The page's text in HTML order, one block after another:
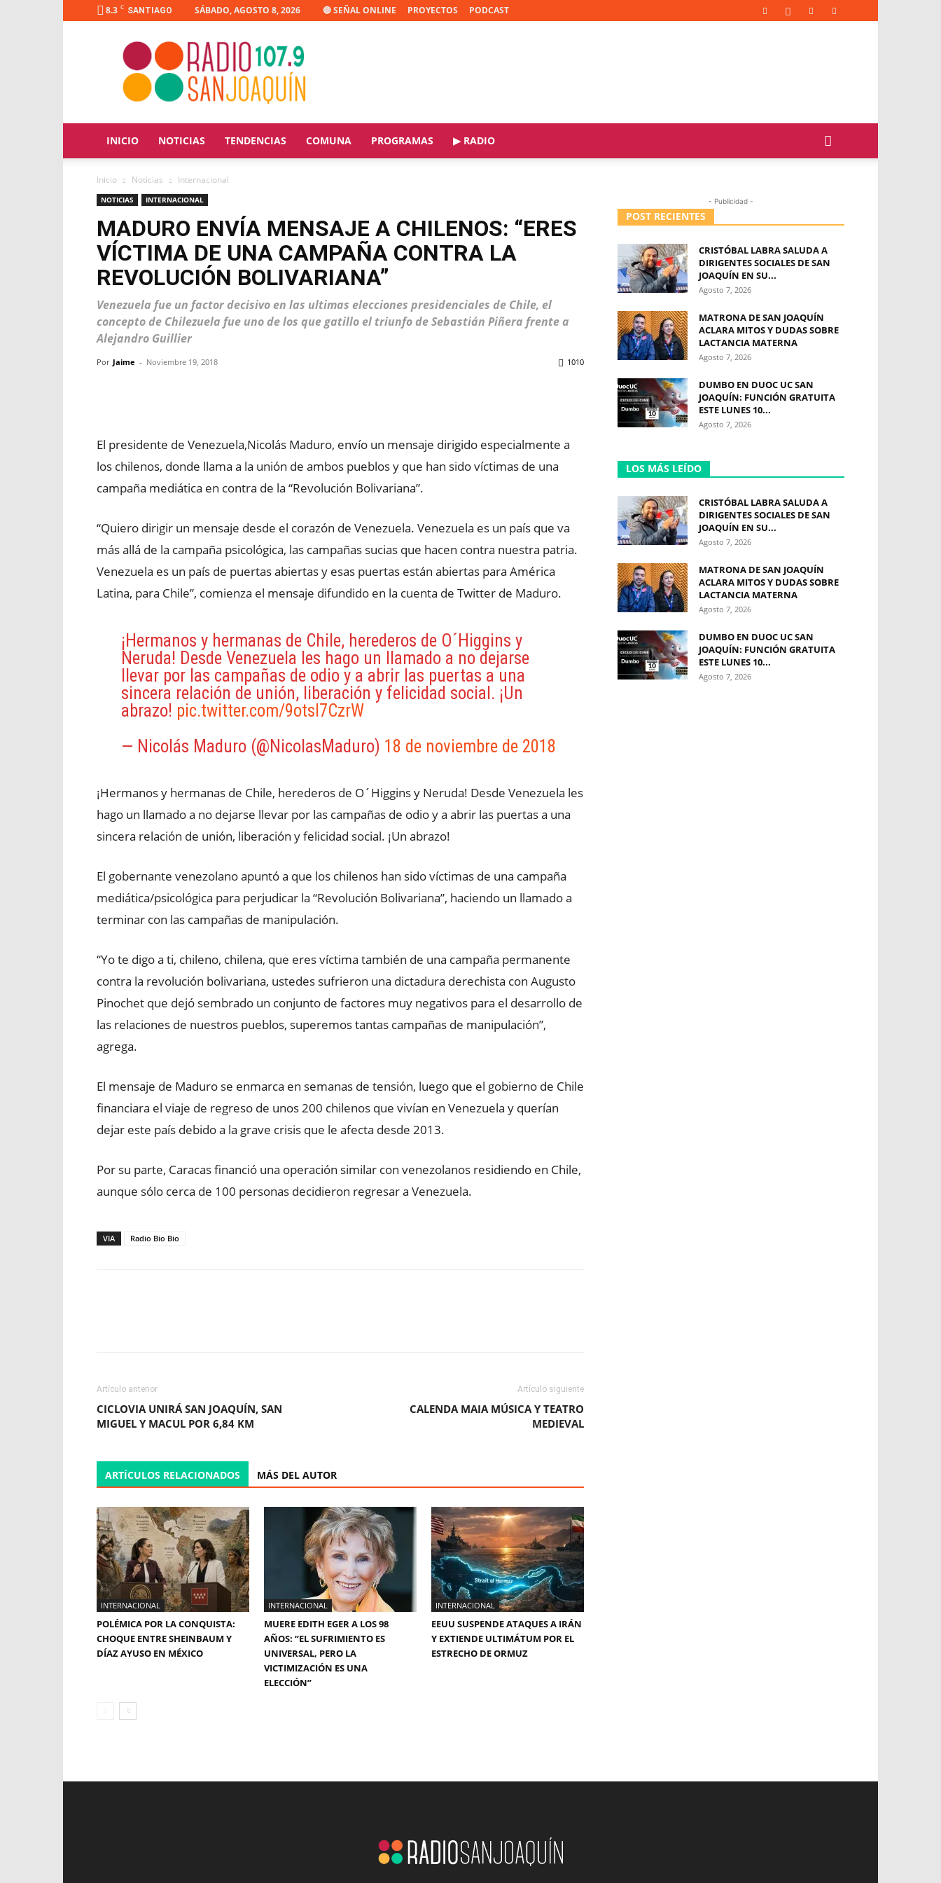
8.3 C SANTIAGO SÁBADO, AGOSTO 8, 2026 🔴 SEÑAL ONLINE PROYECTOS PODCAST
Radio
Joaquín
INICIO NOTICIAS TENDENCIAS COMUNA PROGRAMAS ▶ RADIO
Inicio Noticias Internacional
NOTICIAS INTERNACIONAL
MADURO ENVÍA MENSAJE A CHILENOS: “ERES
VÍCTIMA DE UNA CAMPAÑA CONTRA LA
REVOLUCIÓN BOLIVARIANA”
Venezuela fue un factor decisivo en las ultimas elecciones presidenciales de Chile, el
concepto de Chilezuela fue uno de los que gatillo el triunfo de Sebastián Piñera frente a
Alejandro Guillier
Por Jaime - Noviembre 19, 2018 1010
El presidente de Venezuela,Nicolás Maduro, envío un mensaje dirigido especialmente a
los chilenos, donde llama a la unión de ambos pueblos y que han sido víctimas de una
campaña mediática en contra de la “Revolución Bolivariana”.
“Quiero dirigir un mensaje desde el corazón de Venezuela. Venezuela es un país que va
más allá de la campaña psicológica, las campañas sucias que hacen contra nuestra patria.
Venezuela es un país de puertas abiertas y esas puertas están abiertas para América
Latina, para Chile”, comienza el mensaje difundido en la cuenta de Twitter de Maduro.
¡Hermanos y hermanas de Chile, herederos de O´Higgins y
Neruda! Desde Venezuela les hago un llamado a no dejarse
llevar por las campañas de odio y a abrir las puertas a una
sincera relación de unión, liberación y felicidad social. ¡Un
abrazo! pic.twitter.com/9otsl7CzrW
— Nicolás Maduro (@NicolasMaduro) 18 de noviembre de 2018
¡Hermanos y hermanas de Chile, herederos de O´Higgins y Neruda! Desde Venezuela les
hago un llamado a no dejarse llevar por las campañas de odio y a abrir las puertas a una
sincera relación de unión, liberación y felicidad social. ¡Un abrazo!
El gobernante venezolano apuntó a que los chilenos han sido víctimas de una campaña
mediática/psicológica para perjudicar la “Revolución Bolivariana”, haciendo un llamado a
terminar con las campañas de manipulación.
“Yo te digo a ti, chileno, chilena, que eres víctima también de una campaña permanente
contra la revolución bolivariana, ustedes sufrieron una dictadura derechista con Augusto
Pinochet que dejó sembrado un conjunto de factores muy negativos para el desarrollo de
las relaciones de nuestros pueblos, superemos tantas campañas de manipulación”,
agrega.
El mensaje de Maduro se enmarca en semanas de tensión, luego que el gobierno de Chile
financiara el viaje de regreso de unos 200 chilenos que vivían en Venezuela y querían
dejar este país debido a la grave crisis que le afecta desde 2013.
Por su parte, Caracas financió una operación similar con venezolanos residiendo en Chile,
aunque sólo cerca de 100 personas decidieron regresar a Venezuela.
VIA Radio Bio Bio
Artículo anterior
CICLOVIA UNIRÁ SAN JOAQUÍN, SAN
MIGUEL Y MACUL POR 6,84 KM
Artículo siguiente
CALENDA MAIA MÚSICA Y TEATRO
MEDIEVAL
ARTÍCULOS RELACIONADOS MÁS DEL AUTOR
INTERNACIONAL
POLÉMICA POR LA CONQUISTA:
CHOQUE ENTRE SHEINBAUM Y
DÍAZ AYUSO EN MÉXICO
INTERNACIONAL
MUERE EDITH EGER A LOS 98
AÑOS: “EL SUFRIMIENTO ES
UNIVERSAL, PERO LA
VICTIMIZACIÓN ES UNA
ELECCIÓN”
INTERNACIONAL
EEUU SUSPENDE ATAQUES A IRÁN
Y EXTIENDE ULTIMÁTUM POR EL
ESTRECHO DE ORMUZ
- Publicidad -
POST RECIENTES
CRISTÓBAL LABRA SALUDA A
DIRIGENTES SOCIALES DE SAN
JOAQUÍN EN SU...
Agosto 7, 2026
MATRONA DE SAN JOAQUÍN
ACLARA MITOS Y DUDAS SOBRE
LACTANCIA MATERNA
Agosto 7, 2026
DUMBO EN DUOC UC SAN
JOAQUÍN: FUNCIÓN GRATUITA
ESTE LUNES 10...
Agosto 7, 2026
LOS MÁS LEÍDO
CRISTÓBAL LABRA SALUDA A
DIRIGENTES SOCIALES DE SAN
JOAQUÍN EN SU...
Agosto 7, 2026
MATRONA DE SAN JOAQUÍN
ACLARA MITOS Y DUDAS SOBRE
LACTANCIA MATERNA
Agosto 7, 2026
DUMBO EN DUOC UC SAN
JOAQUÍN: FUNCIÓN GRATUITA
ESTE LUNES 10...
Agosto 7, 2026